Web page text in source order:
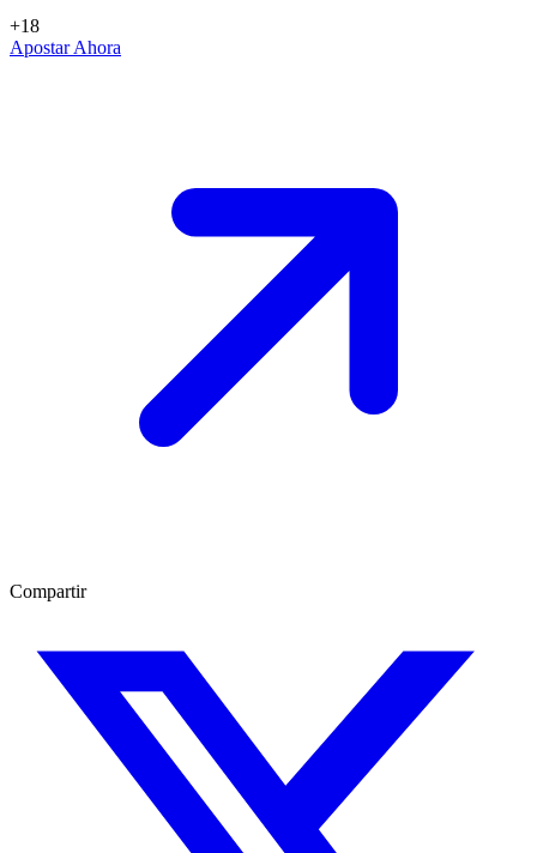
+18
Apostar Ahora
Compartir